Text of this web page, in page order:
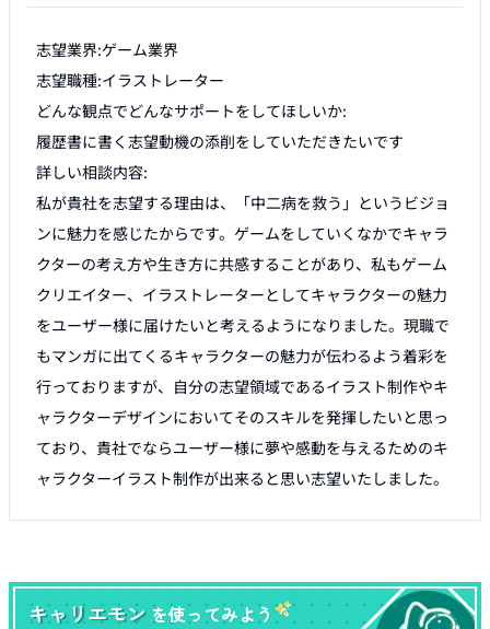
志望業界:ゲーム業界
志望職種:イラストレーター
どんな観点でどんなサポートをしてほしいか:
履歴書に書く志望動機の添削をしていただきたいです
詳しい相談内容:
私が貴社を志望する理由は、「中二病を救う」というビジョ
ンに魅力を感じたからです。ゲームをしていくなかでキャラ
クターの考え方や生き方に共感することがあり、私もゲーム
クリエイター、イラストレーターとしてキャラクターの魅力
をユーザー様に届けたいと考えるようになりました。現職で
もマンガに出てくるキャラクターの魅力が伝わるよう着彩を
行っておりますが、自分の志望領域であるイラスト制作やキ
ャラクターデザインにおいてそのスキルを発揮したいと思っ
ており、貴社でならユーザー様に夢や感動を与えるためのキ
ャラクターイラスト制作が出来ると思い志望いたしました。
キャリエモン を使ってみよう